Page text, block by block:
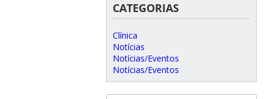
CATEGORIAS
Clínica
Notícias
Notícias/Eventos
Notícias/Eventos